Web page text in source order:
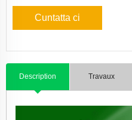
Cuntatta ci
Description Travaux